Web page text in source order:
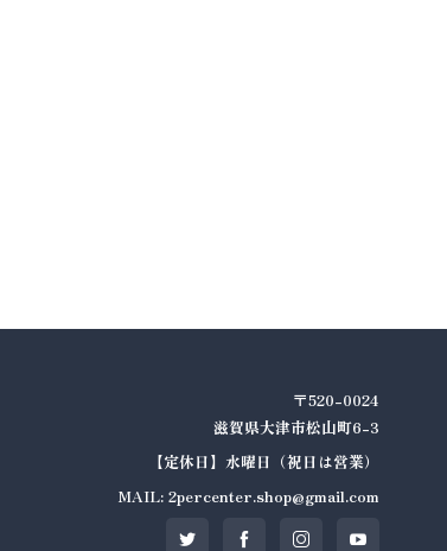
〒520-0024
滋賀県大津市松山町6-3
【定休日】水曜日（祝日は営業）
MAIL: 2percenter.shop@gmail.com